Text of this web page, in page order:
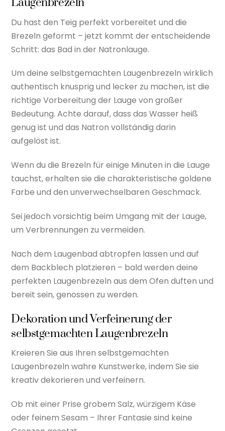
Du hast den Teig perfekt vorbereitet und die
Brezeln geformt – jetzt kommt der entscheidende
Schritt: das Bad in der Natronlauge.
Um deine selbstgemachten Laugenbrezeln wirklich
authentisch knusprig und lecker zu machen, ist die
richtige Vorbereitung der Lauge von großer
Bedeutung. Achte darauf, dass das Wasser heiß
genug ist und das Natron vollständig darin
aufgelöst ist.
Wenn du die Brezeln für einige Minuten in die Lauge
tauchst, erhalten sie die charakteristische goldene
Farbe und den unverwechselbaren Geschmack.
Sei jedoch vorsichtig beim Umgang mit der Lauge,
um Verbrennungen zu vermeiden.
Nach dem Laugenbad abtropfen lassen und auf
dem Backblech platzieren – bald werden deine
perfekten Laugenbrezeln aus dem Ofen duften und
bereit sein, genossen zu werden.
Dekoration und Verfeinerung der
selbstgemachten Laugenbrezeln
Kreieren Sie aus Ihren selbstgemachten
Laugenbrezeln wahre Kunstwerke, indem Sie sie
kreativ dekorieren und verfeinern.
Ob mit einer Prise grobem Salz, würzigem Käse
oder feinem Sesam – Ihrer Fantasie sind keine